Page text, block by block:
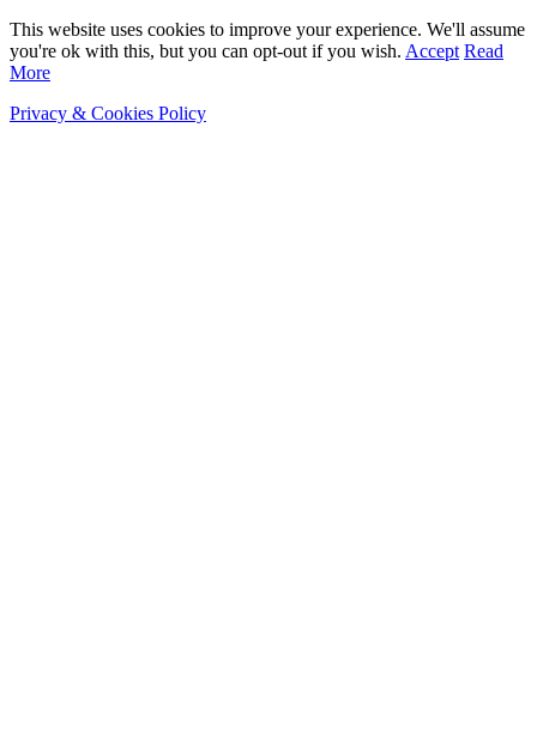
This website uses cookies to improve your experience. We'll assume
you're ok with this, but you can opt-out if you wish. Accept Read
More
Privacy & Cookies Policy